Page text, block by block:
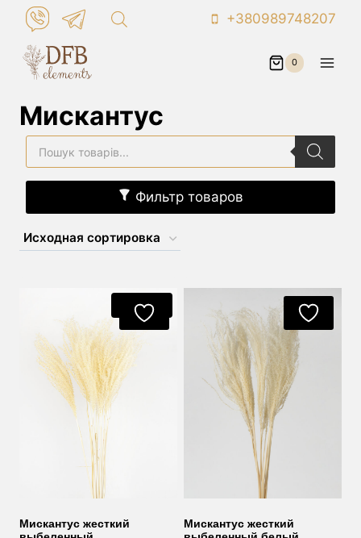
Перейти
контенту
+380989748207
0
Мискантус
Поиск
товаров
Фильтр товаров
Акция
Мискантус жесткий
Мискантус жесткий